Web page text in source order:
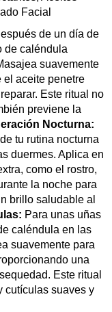
Facial
de un día de
de caléndula
suavemente
el aceite penetre
Este ritual no
previene la
Nocturna:
tu rutina nocturna
duermes. Aplica en
como el rostro,
la noche para
brillo saludable al
Para unas uñas
caléndula en las
suavemente para
una
Este ritual
cutículas suaves y